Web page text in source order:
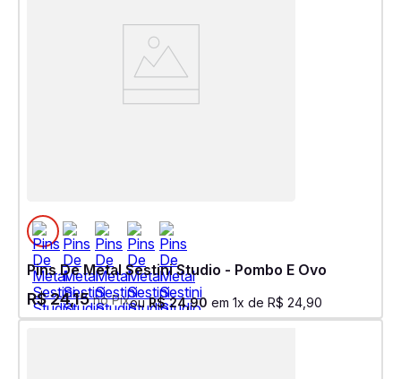
Pins De Metal Sestini Studio - Pombo E Ovo
R$24,15no PixouR$ 24,90 em 1x de R$ 24 90